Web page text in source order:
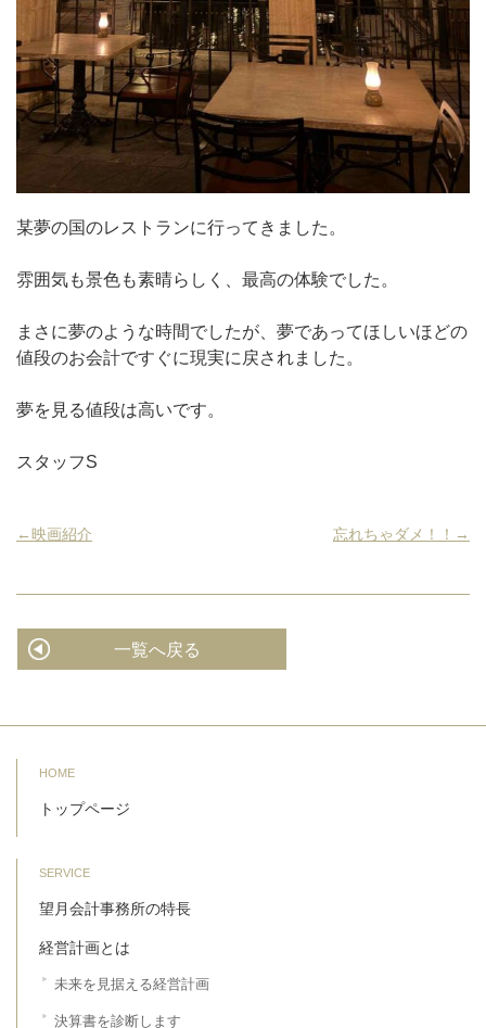
某夢の国のレストランに行ってきました。
雰囲気も景色も素晴らしく、最高の体験でした。
まさに夢のような時間でしたが、夢であってほしいほどの
値段のお会計ですぐに現実に戻されました。
夢を見る値段は高いです。
スタッフS
←映画紹介 忘れちゃダメ！！→
一覧へ戻る
HOME
トップページ
SERVICE
望月会計事務所の特長
経営計画とは
未来を見据える経営計画
決算書を診断します